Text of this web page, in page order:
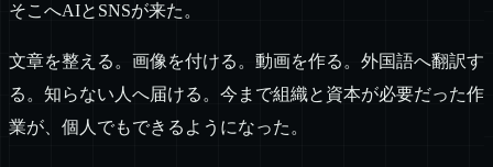
そこへAIとSNSが来た。
文章を整える。画像を付ける。動画を作る。外国語へ翻訳す
る。知らない人へ届ける。今まで組織と資本が必要だった作
業が、個人でもできるようになった。